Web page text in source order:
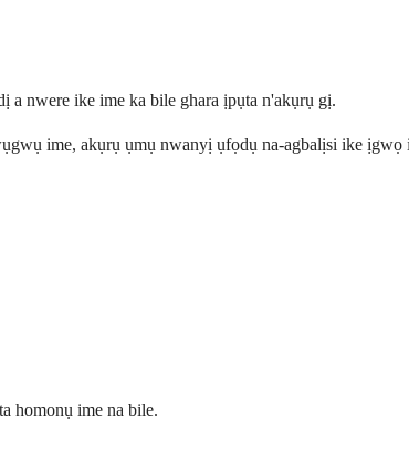
a nwere ike ime ka bile ghara ịpụta n'akụrụ gị.
ime, akụrụ ụmụ nwanyị ụfọdụ na-agbalịsi ike ịgwọ
homonụ ime na bile.